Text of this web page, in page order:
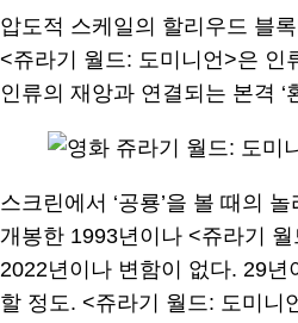
압도적 스케일의 할리우드 블
<쥬라기 월드: 도미니언>은 인
인류의 재앙과 연결되는 본격 ‘
스크린에서 ‘공룡’을 볼 때의
개봉한 1993년이나 <쥬라기
2022년이나 변함이 없다. 29년
할 정도. <쥬라기 월드: 도미니